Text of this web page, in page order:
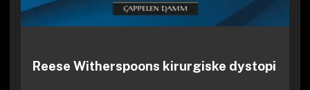
Reese Witherspoons kirurgiske dystopi